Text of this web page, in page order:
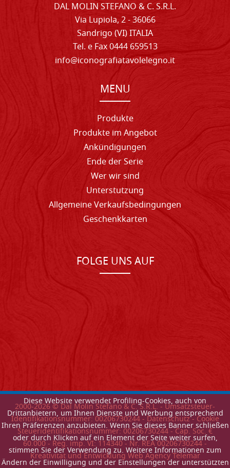
Diese Website verwendet Profiling-Cookies, auch von
Drittanbietern, um Ihnen Dienste und Werbung entsprechend
Ihren Präferenzen anzubieten. Wenn Sie dieses Banner schließen
oder durch Klicken auf ein Element der Seite weiter surfen,
stimmen Sie der Verwendung zu. Weitere Informationen zum
Ändern der Einwilligung und der Einstellungen der unterstützten
DAL MOLIN STEFANO & C. S.R.L.
Via Lupiola, 2 - 36066
Sandrigo (VI) ITALIA
Tel. e Fax 0444 659513
info@iconografiatavolelegno.it
MENU
Produkte
Produkte im Angebot
Ankündigungen
Ende der Serie
Wer wir sind
Unterstutzung
Allgemeine Verkaufsbedingungen
Geschenkkarten
FOLGE UNS AUF
2000-2026© Dal Molin Stefano & C. S.R.L. - Umsatzsteuer-
Identifikationsnummer: 00206730244 -Datenschutz-Cookie
Steueridentifikationsnummer: 00206730244 - Cap. Soc. €
60.000 - Reg. imp. VI: 114340 - Nr. REA 00206730244 -
Kreativitat und Entwicklung Web Agency Telemar